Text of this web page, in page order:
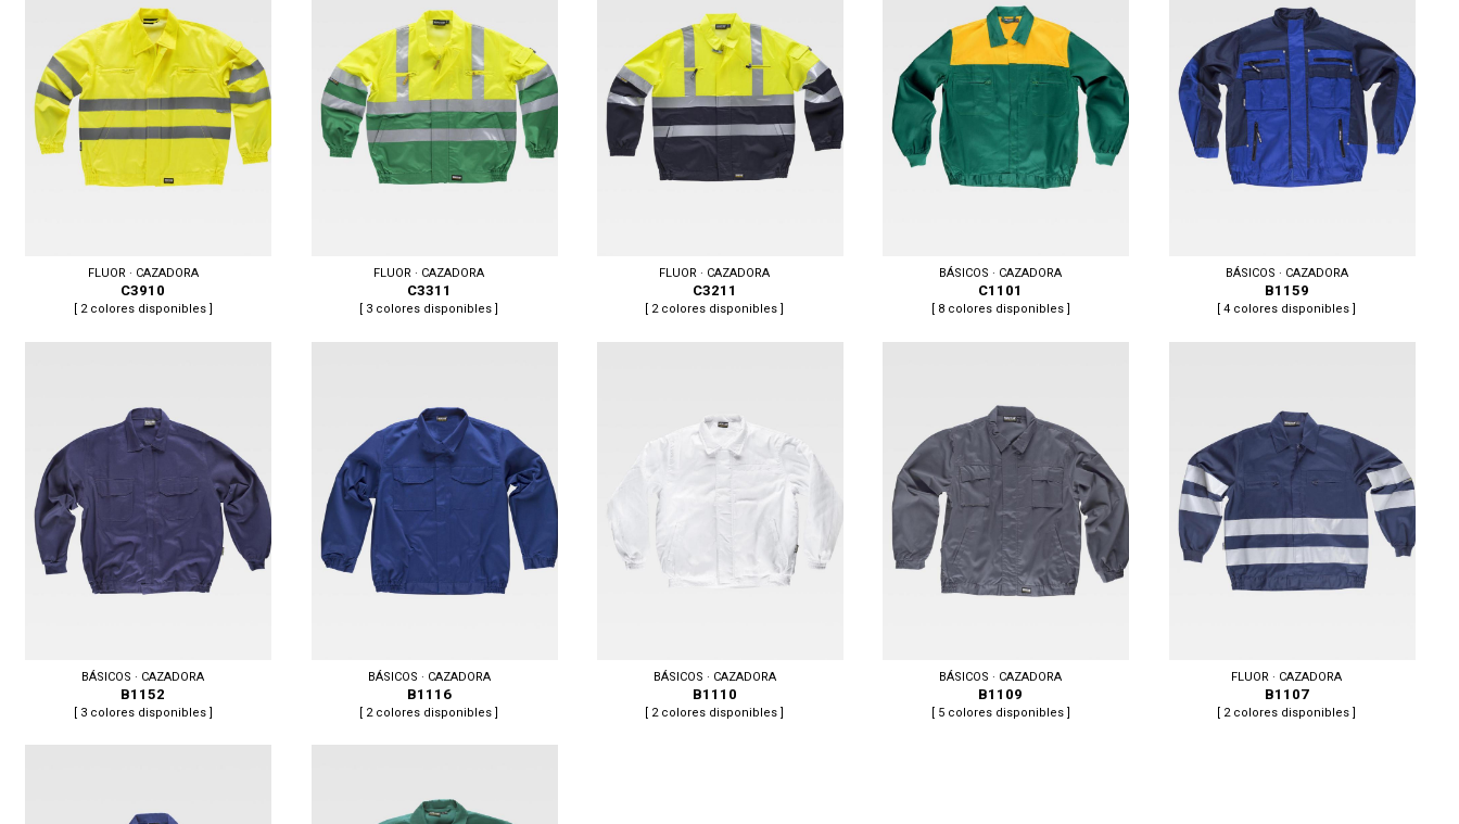
Tallas: 50/52, 54/56, 58/60, 62/64 Tallas: 50/52, 54/56, 58/60, 62, 62/64, 64 Tallas: S, M, L, XL, XXL Tallas: M, L, XL, XXL Tallas: M, L, XL, XXL
Tallas: M, L, XL, XXL
FLUOR · CAZADORA
C3910
[ 2 colores disponibles ]
Tallas: S, M, L, XL, XXL
FLUOR · CAZADORA
C3311
[ 3 colores disponibles ]
Tallas: M, L, XL, XXL
FLUOR · CAZADORA
C3211
[ 2 colores disponibles ]
Tallas: 50, 52, 54, 56, 58, 60, 62, 64, 66
BÁSICOS · CAZADORA
C1101
[ 8 colores disponibles ]
Tallas: S, M, XL, XXL
BÁSICOS · CAZADORA
B1159
[ 4 colores disponibles ]
BÁSICOS · CAZADORA
B1152
[ 3 colores disponibles ]
BÁSICOS · CAZADORA
B1116
[ 2 colores disponibles ]
BÁSICOS · CAZADORA
B1110
[ 2 colores disponibles ]
BÁSICOS · CAZADORA
B1109
[ 5 colores disponibles ]
FLUOR · CAZADORA
B1107
[ 2 colores disponibles ]